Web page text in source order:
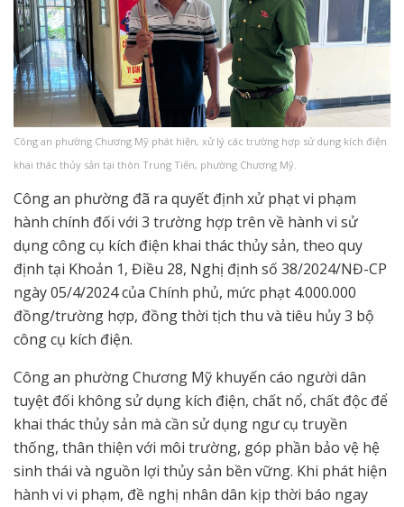
Công an phường Chương Mỹ phát hiện, xử lý các trường hợp sử dụng kích điện
khai thác thủy sản tại thôn Trung Tiến, phường Chương Mỹ.
Công an phường đã ra quyết định xử phạt vi phạm
hành chính đối với 3 trường hợp trên về hành vi sử
dụng công cụ kích điện khai thác thủy sản, theo quy
định tại Khoản 1, Điều 28, Nghị định số 38/2024/NĐ-CP
ngày 05/4/2024 của Chính phủ, mức phạt 4.000.000
đồng/trường hợp, đồng thời tịch thu và tiêu hủy 3 bộ
công cụ kích điện.
Công an phường Chương Mỹ khuyến cáo người dân
tuyệt đối không sử dụng kích điện, chất nổ, chất độc để
khai thác thủy sản mà cần sử dụng ngư cụ truyền
thống, thân thiện với môi trường, góp phần bảo vệ hệ
sinh thái và nguồn lợi thủy sản bền vững. Khi phát hiện
hành vi vi phạm, đề nghị nhân dân kịp thời báo ngay